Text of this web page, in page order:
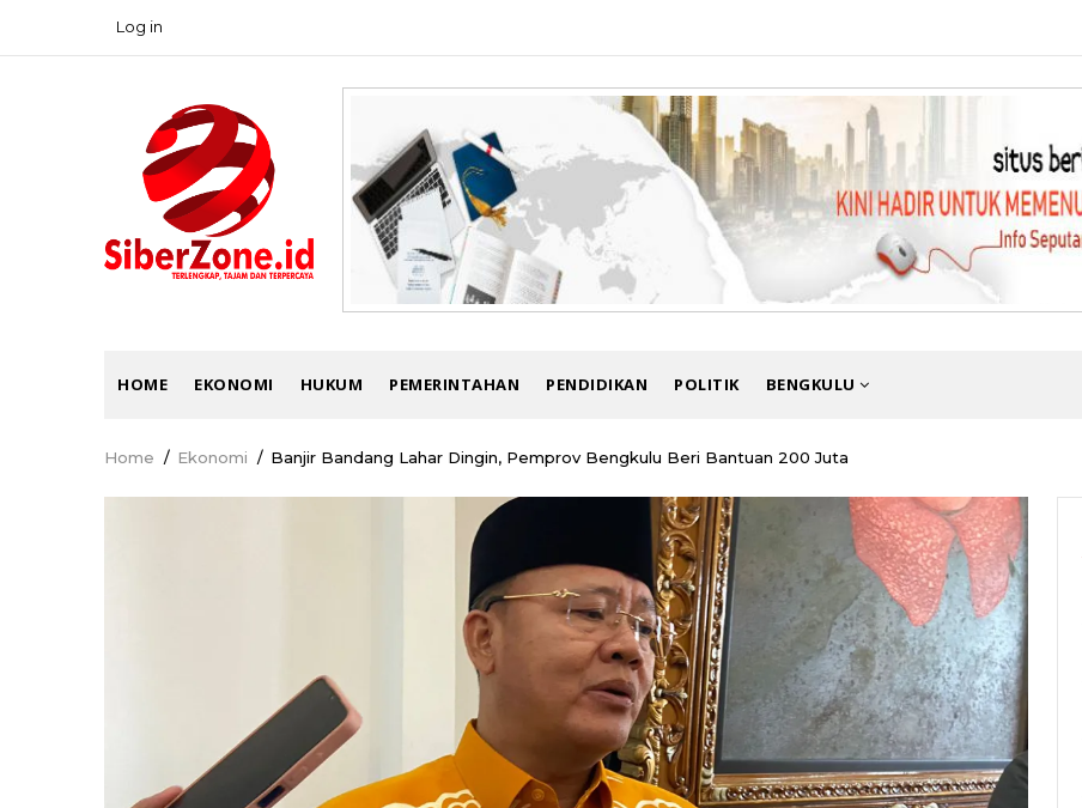
USER
ACCOUNT
Log in
MAIN
HOME EKONOMI HUKUM PEMERINTAHAN PENDIDIKAN POLITIK BENGKULU
Breadcrumb
Home / Ekonomi / Banjir Bandang Lahar Dingin, Pemprov Bengkulu Beri Bantuan 200 Juta